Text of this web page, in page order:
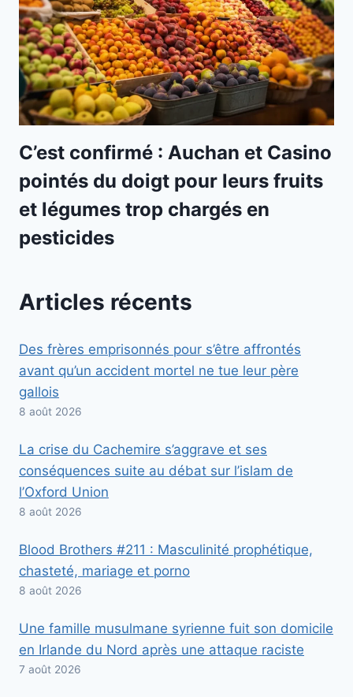
C’est confirmé : Auchan et Casino
pointés du doigt pour leurs fruits
et légumes trop chargés en
pesticides
Articles récents
Des frères emprisonnés pour s’être affrontés
avant qu’un accident mortel ne tue leur père
gallois
8 août 2026
La crise du Cachemire s’aggrave et ses
conséquences suite au débat sur l’islam de
l’Oxford Union
8 août 2026
Blood Brothers #211 : Masculinité prophétique,
chasteté, mariage et porno
8 août 2026
Une famille musulmane syrienne fuit son domicile
en Irlande du Nord après une attaque raciste
7 août 2026